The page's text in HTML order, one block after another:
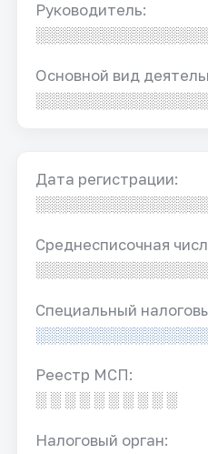
Руководитель:
Основной вид
Дата регистрации:
Среднесписочная
Специальный
Реестр МСП:
░ ░ ░ ░ ░ ░ ░ ░ ░ ░
Налоговый орган: